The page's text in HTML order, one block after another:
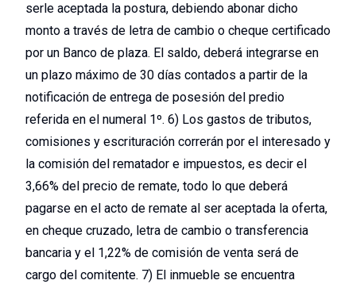
serle aceptada la postura, debiendo abonar dicho
monto a través de letra de cambio o cheque certificado
por un Banco de plaza. El saldo, deberá integrarse en
un plazo máximo de 30 días contados a partir de la
notificación de entrega de posesión del predio
referida en el numeral 1º. 6) Los gastos de tributos,
comisiones y escrituración correrán por el interesado y
la comisión del rematador e impuestos, es decir el
3,66% del precio de remate, todo lo que deberá
pagarse en el acto de remate al ser aceptada la oferta,
en cheque cruzado, letra de cambio o transferencia
bancaria y el 1,22% de comisión de venta será de
cargo del comitente. 7) El inmueble se encuentra